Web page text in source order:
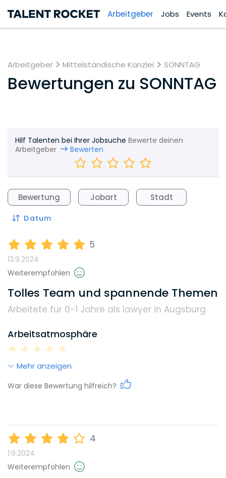
Arbeitgeber Jobs Events
Arbeitgeber Mittelständische Kanzlei SONNTAG
Bewertungen zu SONNTAG
Hilf Talenten bei Ihrer Jobsuche Bewerte deinen
Arbeitgeber
Bewerten
Bewertung Jobart Stadt
Datum
5
13.9.2024
Weiterempfohlen
Tolles Team und spannende Themen
Arbeitete für 0-1 Jahre als lawyer in Augsburg
Arbeitsatmosphäre
Gehalt
Mehr anzeigen
War diese Bewertung hilfreich?
4
1.9.2024
Weiterempfohlen